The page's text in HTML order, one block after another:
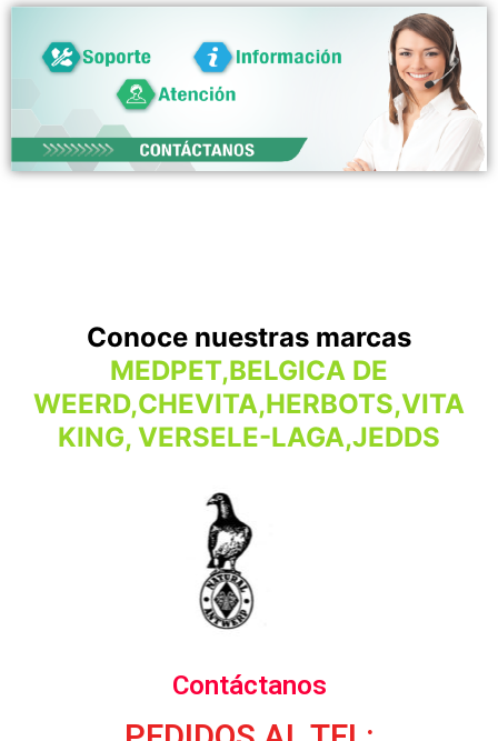
Conoce nuestras marcas
MEDPET,BELGICA DE
WEERD,CHEVITA,HERBOTS,VITA
KING, VERSELE-LAGA,JEDDS
Contáctanos